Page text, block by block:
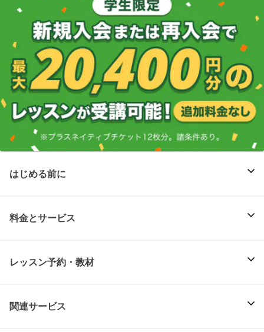
はじめる前に
料金とサービス
レッスン予約・教材
関連サービス